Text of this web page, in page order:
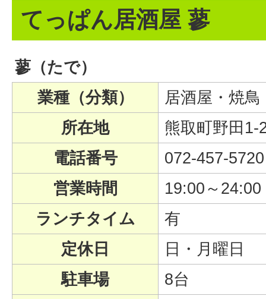
てっぱん居酒屋 蓼
蓼（たで）
業種（分類）
居酒屋・焼鳥
所在地
熊取町野田1-
電話番号
072-457-5720
営業時間
19:00～24:00
ランチタイム
有
定休日
日・月曜日
駐車場
8台